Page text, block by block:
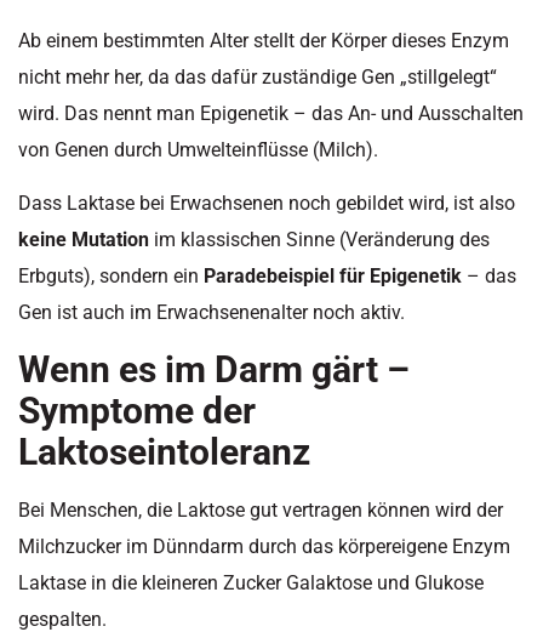
Ab einem bestimmten Alter stellt der Körper dieses Enzym
nicht mehr her, da das dafür zuständige Gen „stillgelegt“
wird. Das nennt man Epigenetik – das An- und Ausschalten
von Genen durch Umwelteinflüsse (Milch).
Dass Laktase bei Erwachsenen noch gebildet wird, ist also
keine Mutation im klassischen Sinne (Veränderung des
Erbguts), sondern ein Paradebeispiel für Epigenetik – das
Gen ist auch im Erwachsenenalter noch aktiv.
Wenn es im Darm gärt –
Symptome der
Laktoseintoleranz
Bei Menschen, die Laktose gut vertragen können wird der
Milchzucker im Dünndarm durch das körpereigene Enzym
Laktase in die kleineren Zucker Galaktose und Glukose
gespalten.